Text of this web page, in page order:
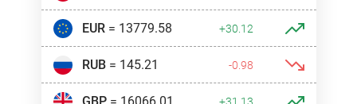
EUR= 13779.58 +30.12
RUB= 145.21 -0.98
GBP= 16066.01 +31.13